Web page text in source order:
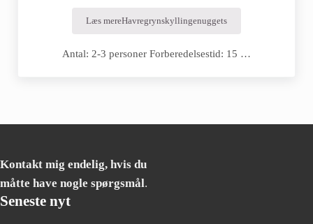
Læs mereHavregrynskyllingenuggets
Antal: 2-3 personer Forberedelsestid: 15 …
Kontakt mig endelig, hvis du
måtte have nogle spørgsmål.
Seneste nyt